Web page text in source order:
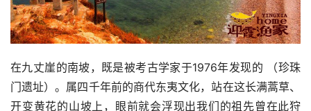
在九丈崖的南坡，既是被考古学家于1976年发现的 （珍珠
门遗址）。属四千年前的商代东夷文化，站在这长满蒿草、
开变黄花的山坡上，眼前就会浮现出我们的祖先曾在此狩